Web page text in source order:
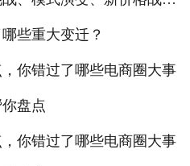
些重大变迁？
你错过了哪些电商圈大事
盘点
你错过了哪些电商圈大事